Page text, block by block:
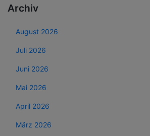
Archiv
August 2026
Juli 2026
Juni 2026
Mai 2026
April 2026
März 2026